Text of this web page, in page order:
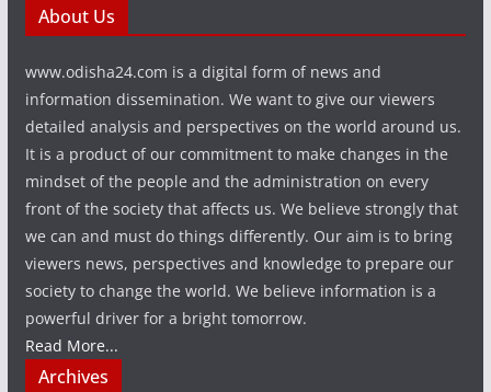
About Us
www.odisha24.com is a digital form of news and
information dissemination. We want to give our viewers
detailed analysis and perspectives on the world around us.
It is a product of our commitment to make changes in the
mindset of the people and the administration on every
front of the society that affects us. We believe strongly that
we can and must do things differently. Our aim is to bring
viewers news, perspectives and knowledge to prepare our
society to change the world. We believe information is a
powerful driver for a bright tomorrow.
Read More...
Archives